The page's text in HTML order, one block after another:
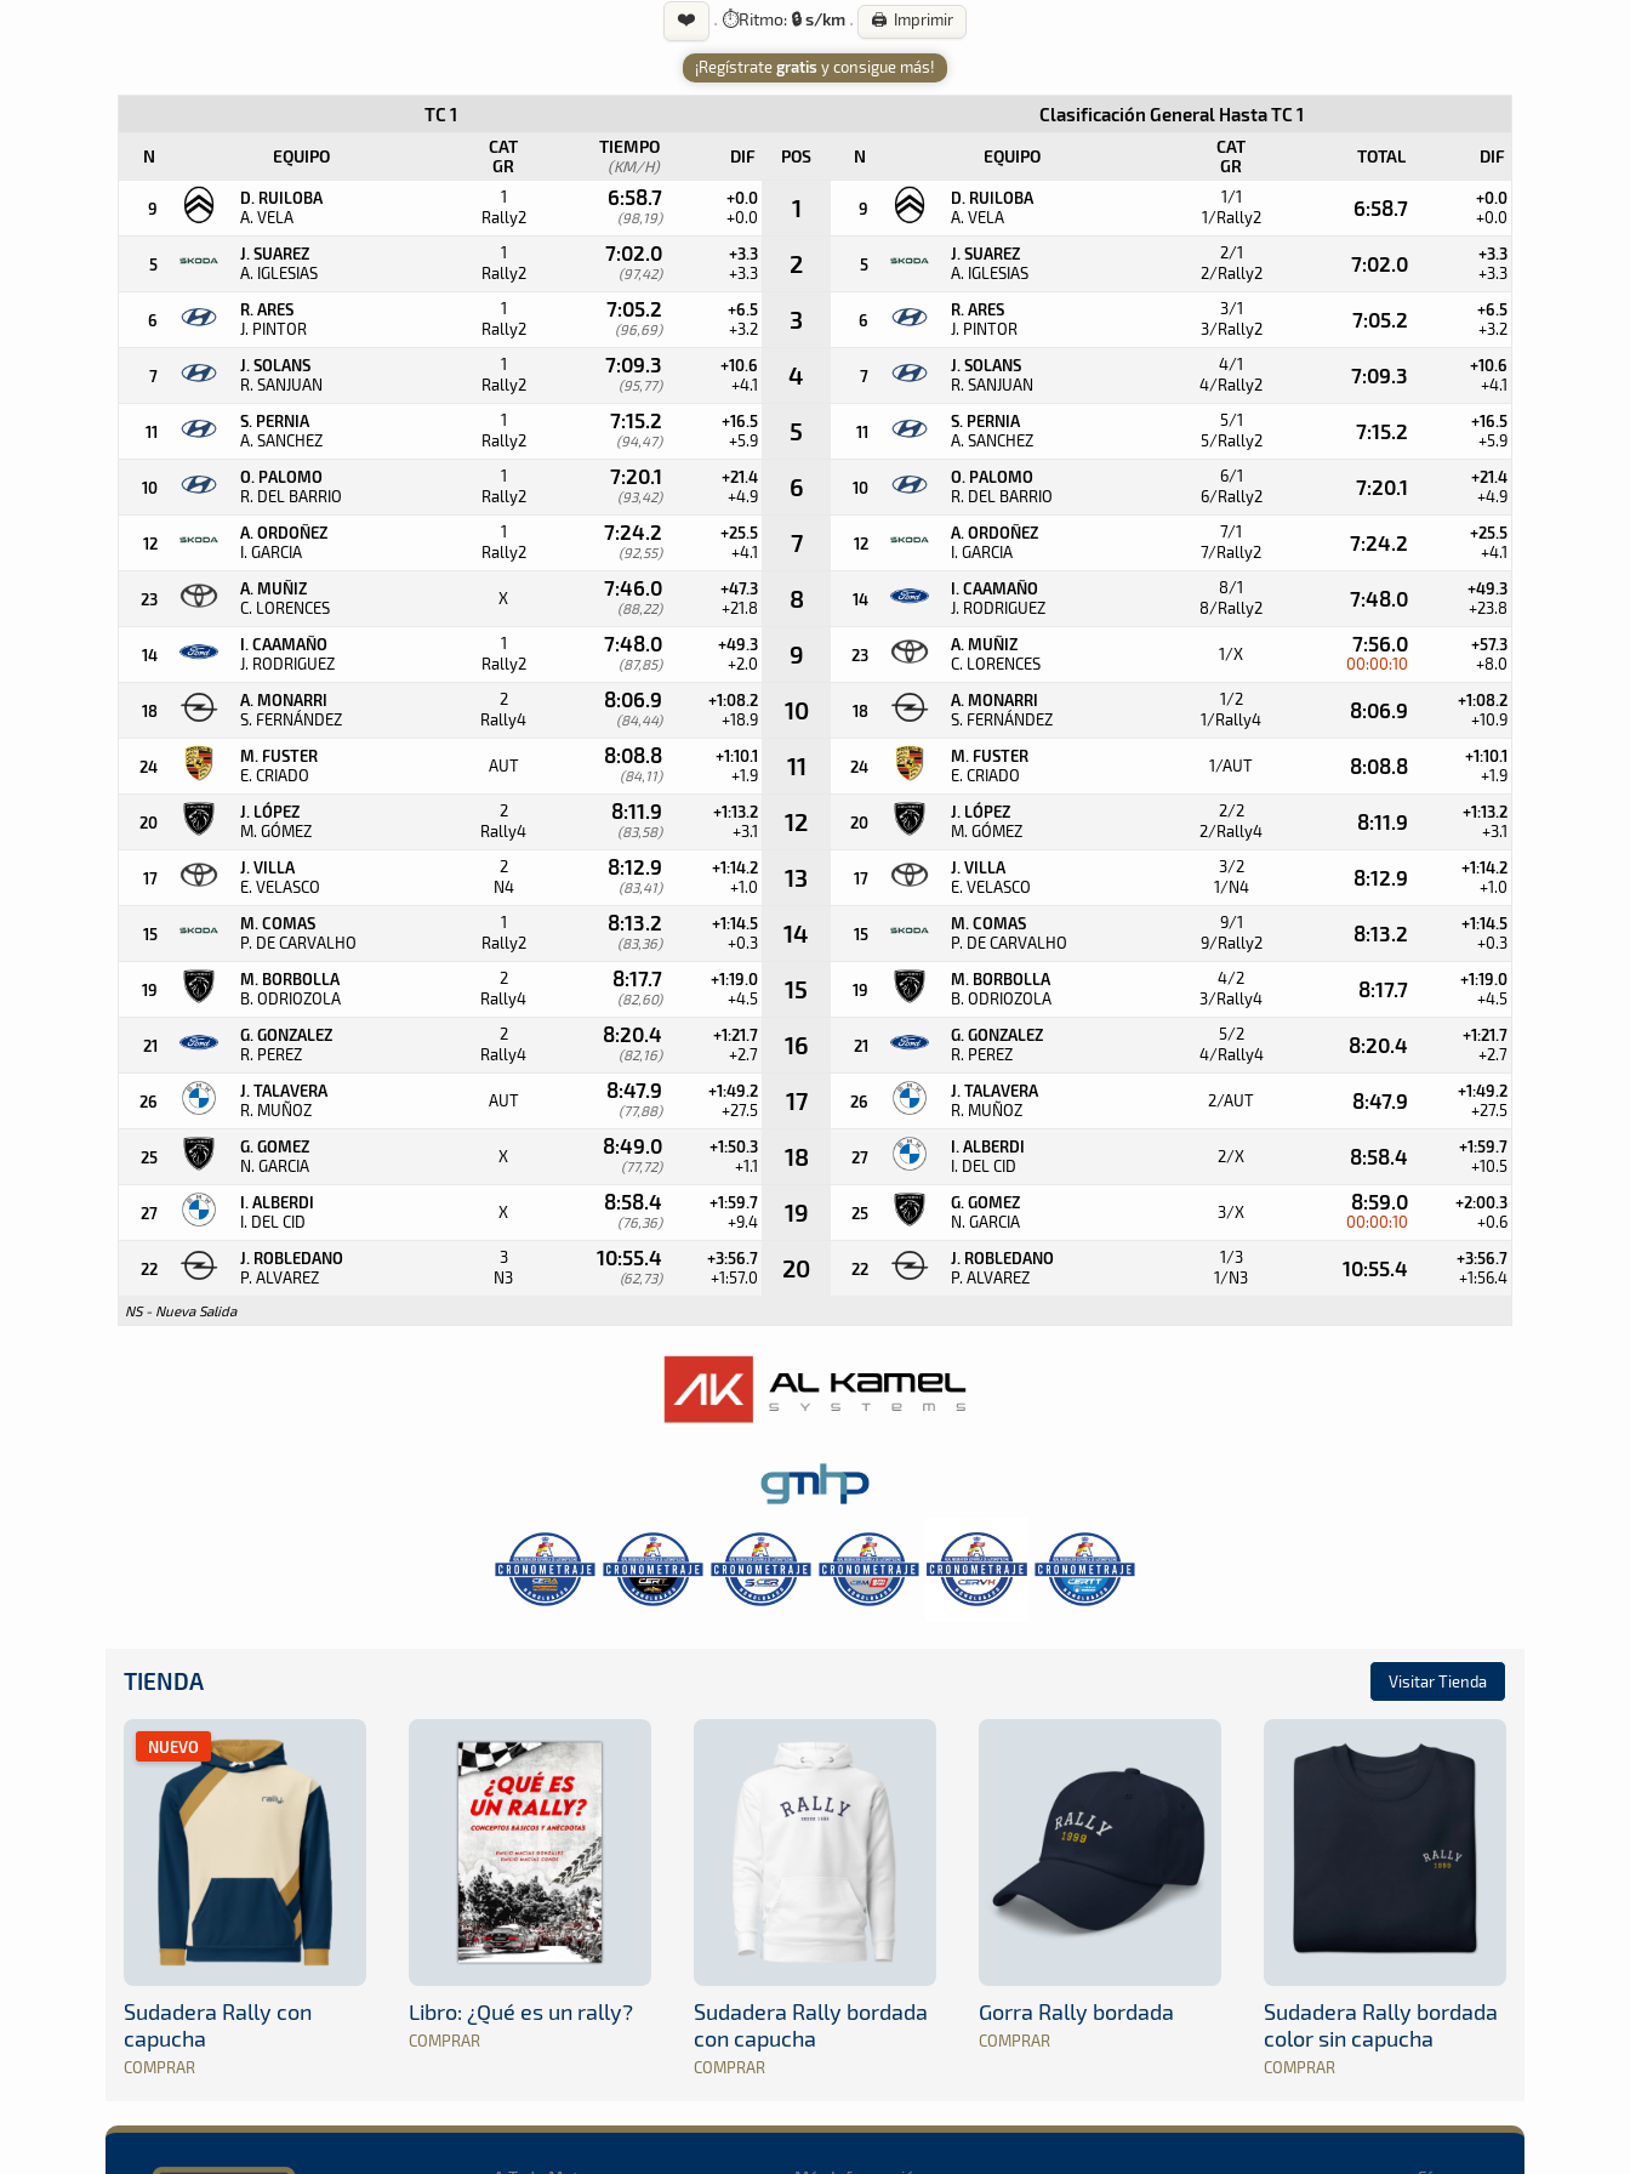
❤️ · ⏱️Ritmo: 🔒 s/km · 🖨️ Imprimir
¡Regístrategratis y consigue más!
TC 1 Clasificación General Hasta TC 1
N EQUIPO
CAT
GR
TIEMPO
(KM/H) DIF POS N EQUIPO
CAT
GR
TOTAL DIF
9
D. RUILOBA
A. VELA
1
Rally2
6:58.7
(98,19)
+0.0
+0.0 1 9
D. RUILOBA
A. VELA
1/1
1/Rally2
6:58.7 +0.0
+0.0
5
J. SUAREZ
A. IGLESIAS
1
Rally2
7:02.0
(97,42)
+3.3
+3.3 2 5
J. SUAREZ
A. IGLESIAS
2/1
2/Rally2
7:02.0 +3.3
+3.3
6
R. ARES
J. PINTOR
1
Rally2
7:05.2
(96,69)
+6.5
+3.2 3 6
R. ARES
J. PINTOR
3/1
3/Rally2
7:05.2 +6.5
+3.2
7
J. SOLANS
R. SANJUAN
1
Rally2
7:09.3
(95,77)
+10.6
+4.1 4 7
J. SOLANS
R. SANJUAN
4/1
4/Rally2
7:09.3 +10.6
+4.1
11
S. PERNIA
A. SANCHEZ
1
Rally2
7:15.2
(94,47)
+16.5
+5.9 5 11
S. PERNIA
A. SANCHEZ
5/1
5/Rally2
7:15.2 +16.5
+5.9
10
O. PALOMO
R. DEL BARRIO
1
Rally2
7:20.1
(93,42)
+21.4
+4.9 6 10
O. PALOMO
R. DEL BARRIO
6/1
6/Rally2
7:20.1 +21.4
+4.9
12
A. ORDOÑEZ
I. GARCIA
1
Rally2
7:24.2
(92,55)
+25.5
+4.1 7 12
A. ORDOÑEZ
I. GARCIA
7/1
7/Rally2
7:24.2 +25.5
+4.1
23
A. MUÑIZ
C. LORENCES X 7:46.0
(88,22)
+47.3
+21.8 8 14
I. CAAMAÑO
J. RODRIGUEZ
8/1
8/Rally2
7:48.0 +49.3
+23.8
14
I. CAAMAÑO
J. RODRIGUEZ
1
Rally2
7:48.0
(87,85)
+49.3
+2.0 9 23
A. MUÑIZ
C. LORENCES 1/X 7:56.0
00:00:10
+57.3
+8.0
18
A. MONARRI
S. FERNÁNDEZ
2
Rally4
8:06.9
(84,44)
+1:08.2
+18.9 10 18
A. MONARRI
S. FERNÁNDEZ
1/2
1/Rally4
8:06.9 +1:08.2
+10.9
24
M. FUSTER
E. CRIADO AUT 8:08.8
(84,11)
+1:10.1
+1.9 11 24
M. FUSTER
E. CRIADO 1/AUT 8:08.8 +1:10.1
+1.9
20
J. LÓPEZ
M. GÓMEZ
2
Rally4
8:11.9
(83,58)
+1:13.2
+3.1 12 20
J. LÓPEZ
M. GÓMEZ
2/2
2/Rally4
8:11.9 +1:13.2
+3.1
17
J. VILLA
E. VELASCO
2
N4
8:12.9
(83,41)
+1:14.2
+1.0 13 17
J. VILLA
E. VELASCO
3/2
1/N4
8:12.9 +1:14.2
+1.0
15
M. COMAS
P. DE CARVALHO
1
Rally2
8:13.2
(83,36)
+1:14.5
+0.3 14 15
M. COMAS
P. DE CARVALHO
9/1
9/Rally2
8:13.2 +1:14.5
+0.3
19
M. BORBOLLA
B. ODRIOZOLA
2
Rally4
8:17.7
(82,60)
+1:19.0
+4.5 15 19
M. BORBOLLA
B. ODRIOZOLA
4/2
3/Rally4
8:17.7 +1:19.0
+4.5
21
G. GONZALEZ
R. PEREZ
2
Rally4
8:20.4
(82,16)
+1:21.7
+2.7 16 21
G. GONZALEZ
R. PEREZ
5/2
4/Rally4
8:20.4 +1:21.7
+2.7
26
J. TALAVERA
R. MUÑOZ AUT 8:47.9
(77,88)
+1:49.2
+27.5 17 26
J. TALAVERA
R. MUÑOZ 2/AUT 8:47.9 +1:49.2
+27.5
25
G. GOMEZ
N. GARCIA X 8:49.0
(77,72)
+1:50.3
+1.1 18 27
I. ALBERDI
I. DEL CID 2/X 8:58.4 +1:59.7
+10.5
27
I. ALBERDI
I. DEL CID X 8:58.4
(76,36)
+1:59.7
+9.4 19 25
G. GOMEZ
N. GARCIA 3/X 8:59.0
00:00:10
+2:00.3
+0.6
22
J. ROBLEDANO
P. ALVAREZ
3
N3
10:55.4
(62,73)
+3:56.7
+1:57.0 20 22
J. ROBLEDANO
P. ALVAREZ
1/3
1/N3
10:55.4 +3:56.7
+1:56.4
NS - Nueva Salida
TIENDA Visitar Tienda
NUEVO
Sudadera Rally con
capucha
COMPRAR
Libro: ¿Qué es un rally?
COMPRAR
Sudadera Rally bordada
con capucha
COMPRAR
Gorra Rally bordada
COMPRAR
Sudadera Rally bordada
color sin capucha
COMPRAR